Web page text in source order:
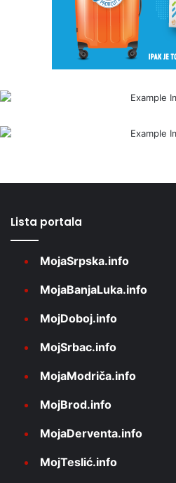
Lista portala
MojaSrpska.info
MojaBanjaLuka.info
MojDoboj.info
MojSrbac.info
MojaModriča.info
MojBrod.info
MojaDerventa.info
MojTeslić.info